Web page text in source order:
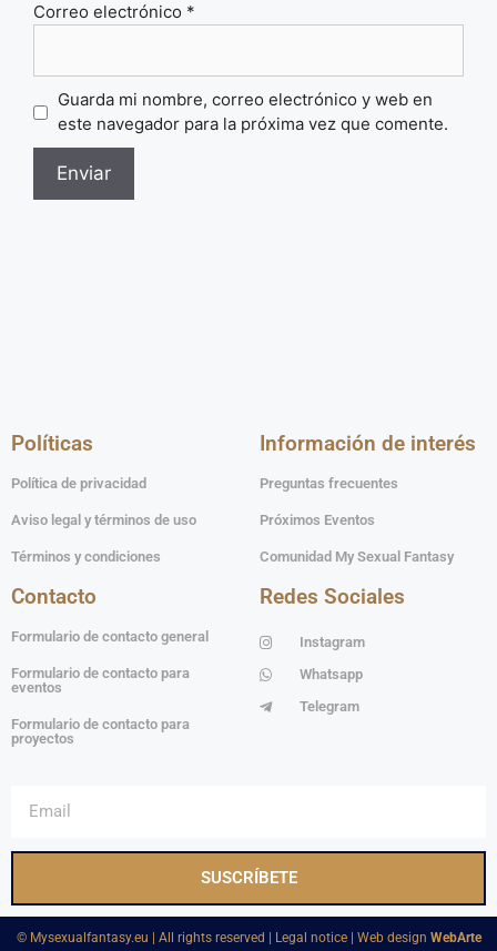
Correo electrónico *
Guarda mi nombre, correo electrónico y web en
este navegador para la próxima vez que comente.
Políticas
Política de privacidad
Aviso legal y términos de uso
Términos y condiciones
Información de interés
Preguntas frecuentes
Próximos Eventos
Comunidad My Sexual Fantasy
Contacto
Formulario de contacto general
Formulario de contacto para
eventos
Formulario de contacto para
proyectos
Redes Sociales
Instagram
Whatsapp
Telegram
SUSCRÍBETE
©️ Mysexualfantasy.eu | All rights reserved | Legal notice | Web design WebArte